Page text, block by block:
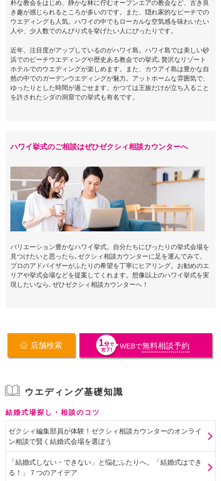
朴な教会をはじめ、静かな林に佇むオープンエアの教会など、古き良
き趣が感じられるところが多いのです。また、隠れ家的なビーチでの
ウエディングも人気。ハワイの中でもローカルな空気感を味わいたい
人や、少人数でのんびり式を挙げたい人にぴったりです。
近年、注目度がアップしているのがハワイ島。ハワイ島では美しい砂
浜でのビーチウエディングや歴史ある教会での挙式､贅沢なリゾート
ホテルでのウエディングが楽しめます。また、カウアイ島は豊かな自
然の中でのガーデンウエディングが魅力。アットホームな雰囲気で、
ゆったりとした時間が過ごせます。かつては王族だけが立ち入ること
を許されたシダの洞窟での挙式も有名です。
ハワイ挙式のご相談はぜひゼクシィ相談カウンターへ
バリエーション豊かなハワイ挙式。自分たちにぴったりの挙式会場を
見つけたいと思ったら､ゼクシィ相談カウンターに足を運んでみて。
プロのアドバイザーがふたりの希望を丁寧にヒアリング。お勧めのエ
リアや挙式会場などを提案してくれます。想像以上のハワイ挙式を実
現したいなら､ぜひゼクシィ相談カウンターへ！
店舗検索 WEBで無料相談予約
ウエディング基礎知識
結婚式場探し・相談のコツ
ゼクシィ編集部員が体験！ゼクシィ相談カウンターのオンライ
ン相談で賢く結婚式会場を選ぼう
「結婚式しない・できない」と悩むふたりへ。「結婚式はでき
る！」７つのアイデア